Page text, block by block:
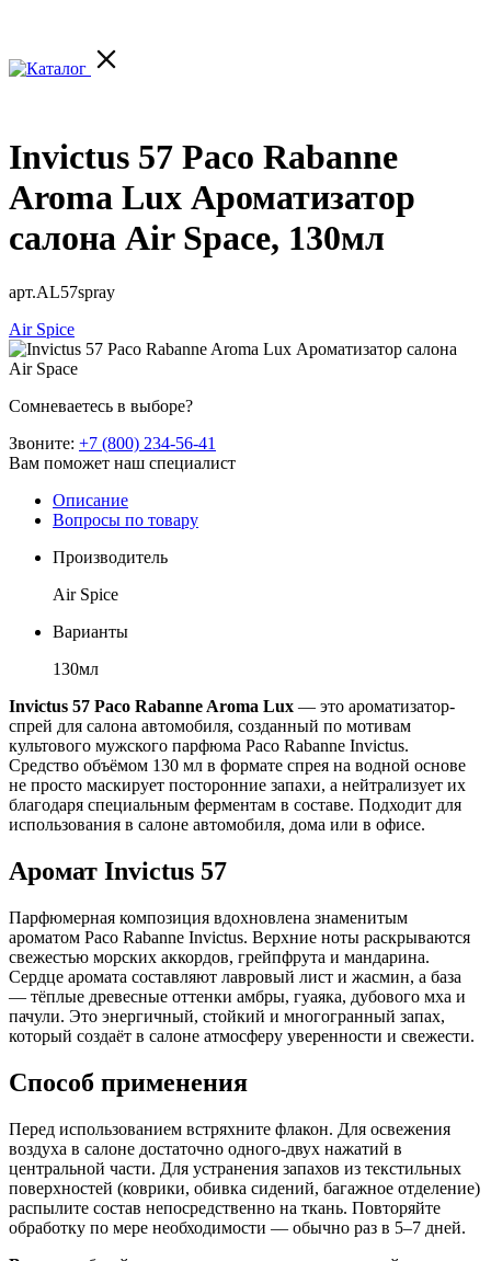
Invictus 57 Paco Rabanne
Aroma Lux Ароматизатор
салона Air Space, 130мл
арт.AL57spray
Air Spice
Сомневаетесь в выборе?
Звоните: +7 (800) 234-56-41
Вам поможет наш специалист
Описание
Вопросы по товару
Производитель
Air Spice
Варианты
130мл
Invictus 57 Paco Rabanne Aroma Lux — это ароматизатор-
спрей для салона автомобиля, созданный по мотивам
культового мужского парфюма Paco Rabanne Invictus.
Средство объёмом 130 мл в формате спрея на водной основе
не просто маскирует посторонние запахи, а нейтрализует их
благодаря специальным ферментам в составе. Подходит для
использования в салоне автомобиля, дома или в офисе.
Аромат Invictus 57
Парфюмерная композиция вдохновлена знаменитым
ароматом Paco Rabanne Invictus. Верхние ноты раскрываются
свежестью морских аккордов, грейпфрута и мандарина.
Сердце аромата составляют лавровый лист и жасмин, а база
— тёплые древесные оттенки амбры, гуаяка, дубового мха и
пачули. Это энергичный, стойкий и многогранный запах,
который создаёт в салоне атмосферу уверенности и свежести.
Способ применения
Перед использованием встряхните флакон. Для освежения
воздуха в салоне достаточно одного-двух нажатий в
центральной части. Для устранения запахов из текстильных
поверхностей (коврики, обивка сидений, багажное отделение)
распылите состав непосредственно на ткань. Повторяйте
обработку по мере необходимости — обычно раз в 5–7 дней.